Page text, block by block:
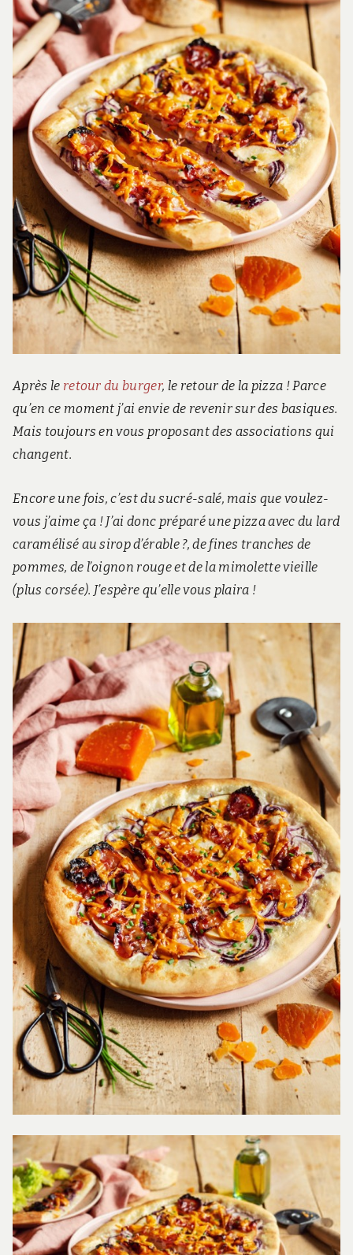
Après le retour du burger, le retour de la pizza ! Parce
qu’en ce moment j’ai envie de revenir sur des basiques.
Mais toujours en vous proposant des associations qui
changent.
Encore une fois, c’est du sucré-salé, mais que voulez-
vous j’aime ça ! J’ai donc préparé une pizza avec du lard
caramélisé au sirop d’érable ?, de fines tranches de
pommes, de l’oignon rouge et de la mimolette vieille
(plus corsée). J’espère qu’elle vous plaira !